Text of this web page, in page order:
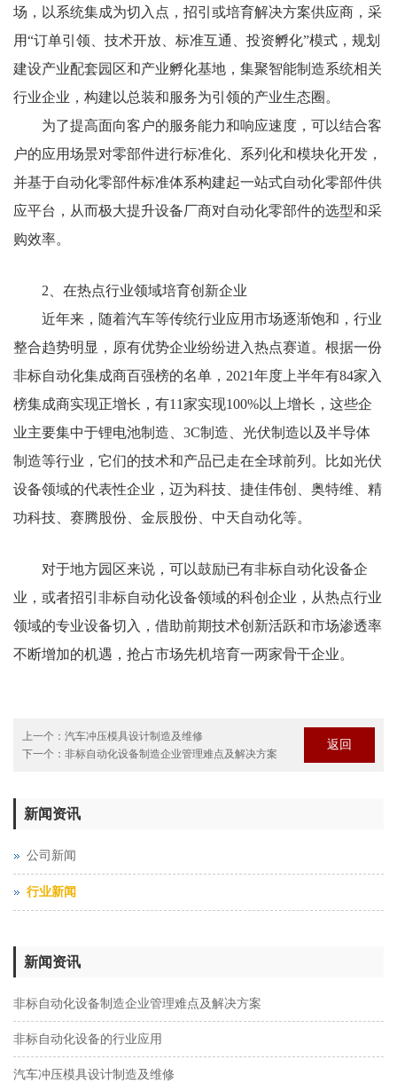
场，以系统集成为切入点，招引或培育解决方案供应商，采
用“订单引领、技术开放、标准互通、投资孵化”模式，规划
建设产业配套园区和产业孵化基地，集聚智能制造系统相关
行业企业，构建以总装和服务为引领的产业生态圈。
为了提高面向客户的服务能力和响应速度，可以结合客
户的应用场景对零部件进行标准化、系列化和模块化开发，
并基于自动化零部件标准体系构建起一站式自动化零部件供
应平台，从而极大提升设备厂商对自动化零部件的选型和采
购效率。
2、在热点行业领域培育创新企业
近年来，随着汽车等传统行业应用市场逐渐饱和，行业
整合趋势明显，原有优势企业纷纷进入热点赛道。根据一份
非标自动化集成商百强榜的名单，2021年度上半年有84家入
榜集成商实现正增长，有11家实现100%以上增长，这些企
业主要集中于锂电池制造、3C制造、光伏制造以及半导体
制造等行业，它们的技术和产品已走在全球前列。比如光伏
设备领域的代表性企业，迈为科技、捷佳伟创、奥特维、精
功科技、赛腾股份、金辰股份、中天自动化等。
对于地方园区来说，可以鼓励已有非标自动化设备企
业，或者招引非标自动化设备领域的科创企业，从热点行业
领域的专业设备切入，借助前期技术创新活跃和市场渗透率
不断增加的机遇，抢占市场先机培育一两家骨干企业。
上一个： 汽车冲压模具设计制造及维修
下一个： 非标自动化设备制造企业管理难点及解决方案
返回
新闻资讯
公司新闻
行业新闻
新闻资讯
非标自动化设备制造企业管理难点及解决方案
非标自动化设备的行业应用
汽车冲压模具设计制造及维修